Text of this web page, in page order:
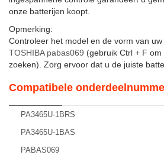
onze batterijen koopt.
Opmerking:
Controleer het model en de vorm van
TOSHIBA pabas069 (gebruik Ctrl + F
zoeken). Zorg ervoor dat u de juiste
Compatibele
PA3465U-1BRS
PA3465U-1BAS
PABAS069